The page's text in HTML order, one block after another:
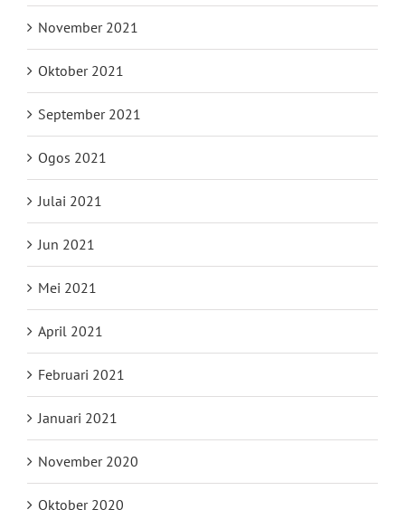
November 2021
Oktober 2021
September 2021
Ogos 2021
Julai 2021
Jun 2021
Mei 2021
April 2021
Februari 2021
Januari 2021
November 2020
Oktober 2020